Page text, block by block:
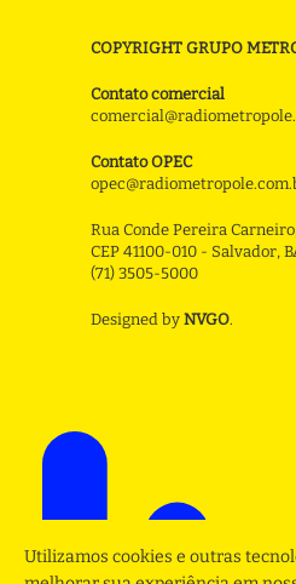
COPYRIGHT GRUPO
Contato comercial
Contato OPEC
Rua Conde Pereira
CEP 41100-010 - Salvador,
(71) 3505-5000
Designed by NVGO.
Utilizamos cookies e outras